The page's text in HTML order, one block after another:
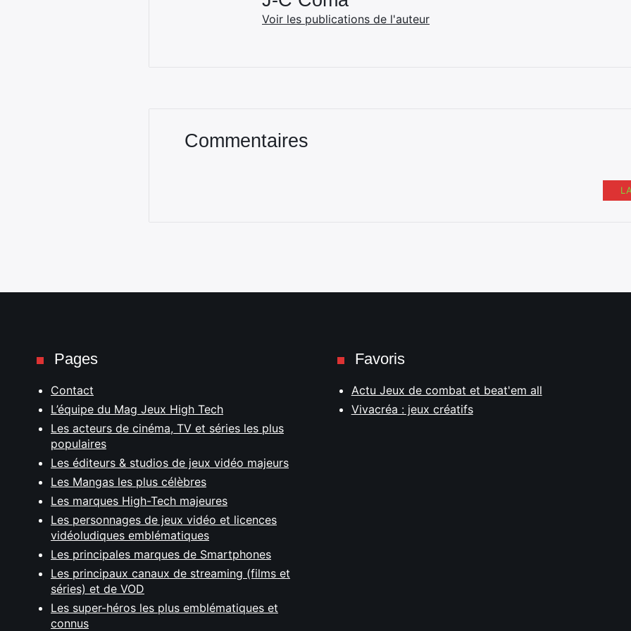
Voir les publications de l'auteur
Commentaires
Pages
Contact
L’équipe du Mag Jeux High Tech
Les acteurs de cinéma, TV et séries les plus
populaires
Les éditeurs & studios de jeux vidéo majeurs
Les Mangas les plus célèbres
Les marques High-Tech majeures
Les personnages de jeux vidéo et licences
vidéoludiques emblématiques
Les principales marques de Smartphones
Les principaux canaux de streaming (films et
séries) et de VOD
Les super-héros les plus emblématiques et
connus
Favoris
Actu Jeux de combat et beat'em all
Vivacréa : jeux créatifs